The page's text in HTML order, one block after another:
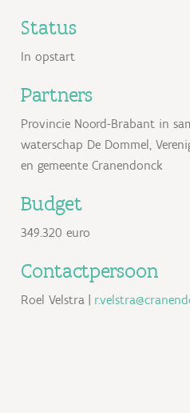
Status
In opstart
Partners
Provincie Noord-Brabant in
waterschap De Dommel,
en gemeente Cranendonck
Budget
349.320 euro
Contactpersoon
Roel Velstra |